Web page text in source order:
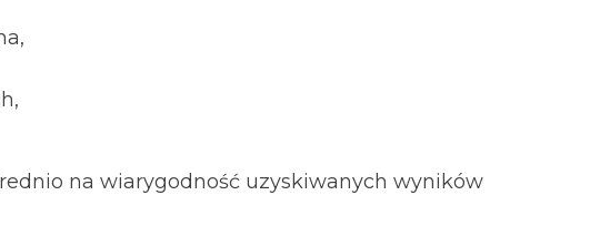
na wiarygodność uzyskiwanych wyników